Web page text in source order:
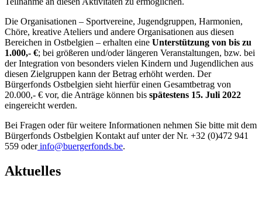
Die Organisationen – Sportvereine, Jugendgruppen, Harmonien,
Chöre, kreative Ateliers und andere Organisationen aus diesen
Bereichen in Ostbelgien – erhalten eine Unterstützung von bis zu
1.000,- €; bei größeren und/oder längeren Veranstaltungen, bzw. bei
der Integration von besonders vielen Kindern und Jugendlichen aus
diesen Zielgruppen kann der Betrag erhöht werden. Der
Bürgerfonds Ostbelgien sieht hierfür einen Gesamtbetrag von
20.000,- € vor, die Anträge können bis spätestens 15. Juli 2022
eingereicht werden.
Bei Fragen oder für weitere Informationen nehmen Sie bitte mit dem
Bürgerfonds Ostbelgien Kontakt auf unter der Nr. +32 (0)472 941
559 oder info@buergerfonds.be.
Aktuelles